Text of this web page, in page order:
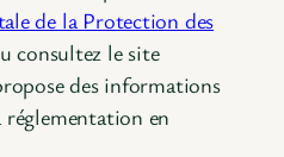
de la Protection des
consultez le site
des informations
en